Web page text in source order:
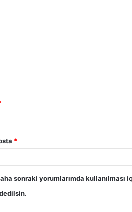
*
sonraki yorumlarımda kullanılması